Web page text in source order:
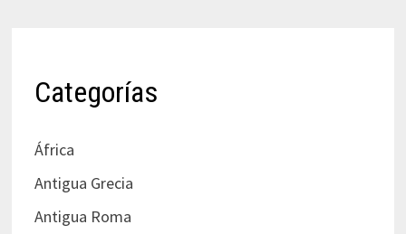
Categorías
África
Antigua Grecia
Antigua Roma